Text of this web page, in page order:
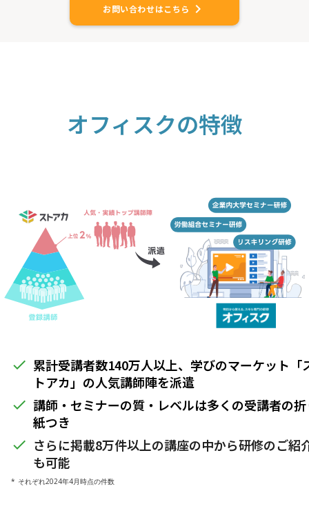
お問い合わせはこちら keyboard_arrow_right
オフィスクの特徴
done 累計受講者数140万人以上、学びのマーケット「
トアカ」の人気講師陣を派遣
done 講師・セミナーの質・レベルは多くの受講者の
紙つき
done さらに掲載8万件以上の講座の中から研修のご紹
も可能
* それぞれ2024年4月時点の件数